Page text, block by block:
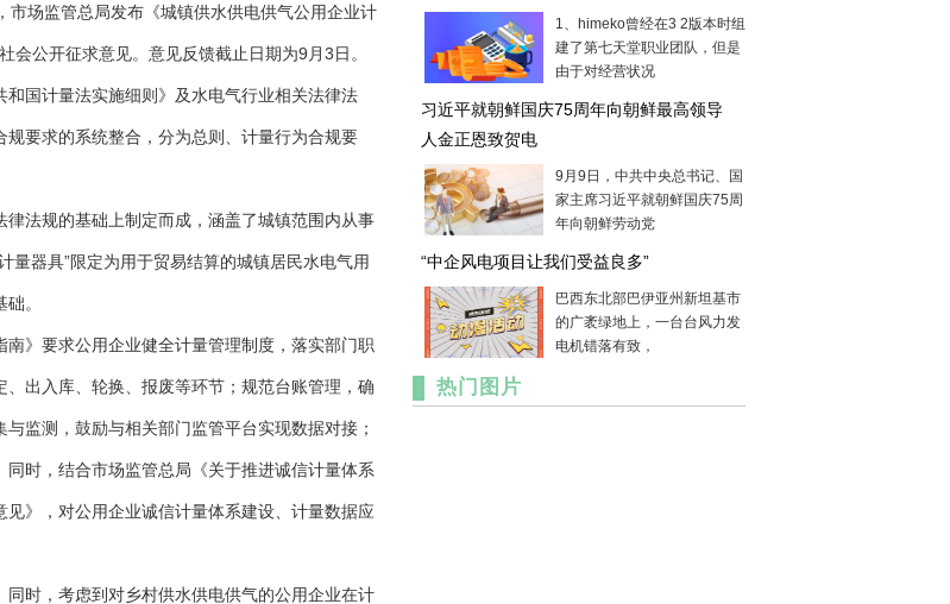
市场监管总局发布《城镇供水供电供气公用企业计
公开征求意见。意见反馈截止日期为9月3日。
和国计量法实施细则》及水电气行业相关法律法
要求的系统整合，分为总则、计量行为合规要
法规的基础上制定而成，涵盖了城镇范围内从事
量器具”限定为用于贸易结算的城镇居民水电气用
。
》要求公用企业健全计量管理制度，落实部门职
出入库、轮换、报废等环节；规范台账管理，确
监测，鼓励与相关部门监管平台实现数据对接；
时，结合市场监管总局《关于推进诚信计量体系
》，对公用企业诚信计量体系建设、计量数据应
时，考虑到对乡村供水供电供气的公用企业在计
1、himeko曾经在3 2版本时组
建了第七天堂职业团队，但是
由于对经营状况
习近平就朝鲜国庆75周年向朝鲜最高领导
人金正恩致贺电
9月9日，中共中央总书记、国
家主席习近平就朝鲜国庆75周
年向朝鲜劳动党
“中企风电项目让我们受益良多”
巴西东北部巴伊亚州新坦基市
的广袤绿地上，一台台风力发
电机错落有致，
热门图片